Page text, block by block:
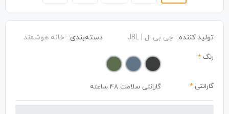
تولید کننده: جی بی ال | JBL دسته‌بندی: خانه هوشمند
رنگ *
گارانتی * گارانتی سلامت 48 ساعته